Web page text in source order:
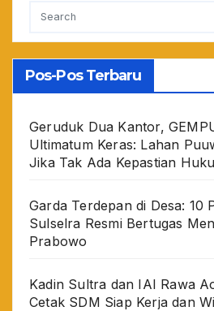
Pos-Pos Terbaru
Geruduk Dua Kantor,
Ultimatum Keras: Lahan
Jika Tak Ada Kepastian
Garda Terdepan di Desa: 10
Sulselra Resmi Bertugas
Prabowo
Kadin Sultra dan IAI Rawa
Cetak SDM Siap Kerja dan